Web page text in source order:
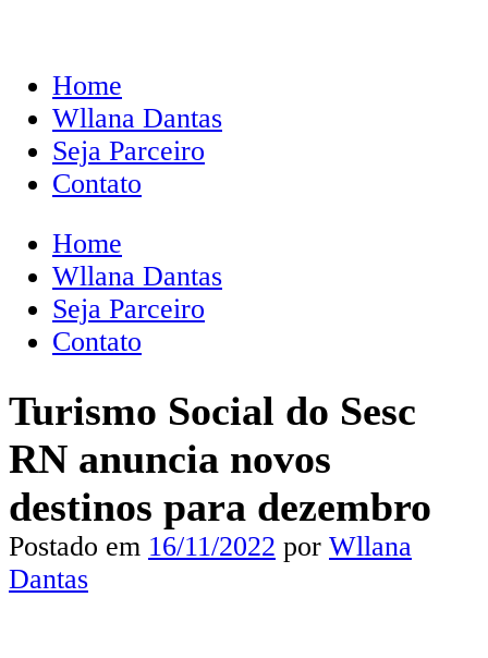
Home
Wllana Dantas
Seja Parceiro
Contato
Home
Wllana Dantas
Seja Parceiro
Contato
Turismo Social do Sesc
RN anuncia novos
destinos para dezembro
Postado em 16/11/2022 por Wllana
Dantas